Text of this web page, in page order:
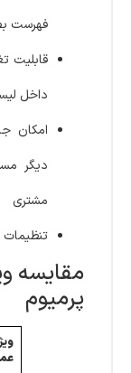
فهرست
قابلیت
داخل
امکان
دیگر
مشتری
تنظیمات
مقایسه
پرمیوم